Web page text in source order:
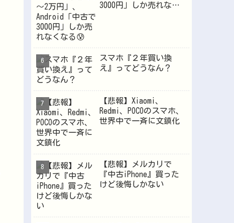
3000円」しか売れなく
スマホ『２年買い換
え』ってどうなん？
【悲報】Xiaomi、
Redmi、POCOのスマホ、
世界中で一斉に文鎮化
【悲報】メルカリで
『中古iPhone』買った
けど後悔しかない